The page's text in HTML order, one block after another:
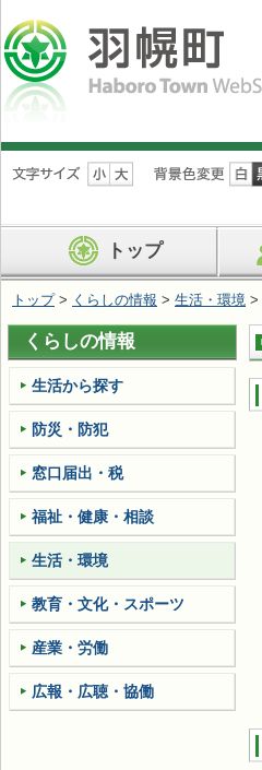
ナ
ビ
ン
を
ば
す
トップ
トップ> くらしの情報 > 生活・環境 >
くらしの情報
生活から探す
防災・防犯
窓口届出・税
福祉・健康・相談
生活・環境
教育・文化・スポーツ
産業・労働
広報・広聴・協働